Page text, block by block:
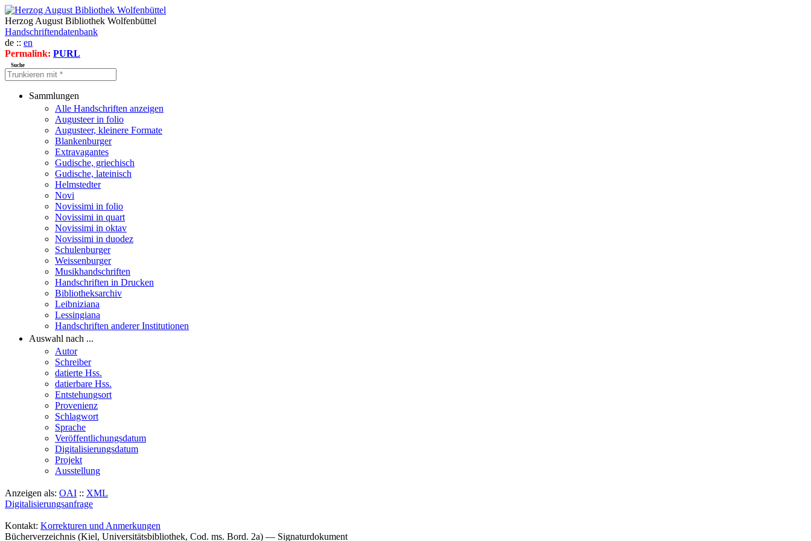
Herzog August Bibliothek Wolfenbüttel
Handschriftendatenbank
de :: en
Permalink: PURL
Suche
Sammlungen
Alle Handschriften anzeigen
Augusteer in folio
Augusteer, kleinere Formate
Blankenburger
Extravagantes
Gudische, griechisch
Gudische, lateinisch
Helmstedter
Novi
Novissimi in folio
Novissimi in quart
Novissimi in oktav
Novissimi in duodez
Schulenburger
Weissenburger
Musikhandschriften
Handschriften in Drucken
Bibliotheksarchiv
Leibniziana
Lessingiana
Handschriften anderer Institutionen
Auswahl nach ...
Autor
Schreiber
datierte Hss.
datierbare Hss.
Entstehungsort
Provenienz
Schlagwort
Sprache
Veröffentlichungsdatum
Digitalisierungsdatum
Projekt
Ausstellung
Anzeigen als: OAI :: XML
Digitalisierungsanfrage
Kontakt: Korrekturen und Anmerkungen
Bücherverzeichnis (Kiel, Universitätsbibliothek, Cod. ms. Bord. 2a) — Signaturdokument